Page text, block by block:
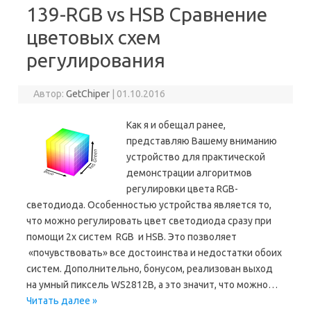
139-RGB vs HSB Сравнение
цветовых схем
регулирования
Автор:GetChiper 01.10.2016
Как я и обещал ранее,
представляю Вашему вниманию
устройство для практической
демонстрации алгоритмов
регулировки цвета RGB-
светодиода. Особенностью устройства является то,
что можно регулировать цвет светодиода сразу при
помощи 2х систем RGB и HSB. Это позволяет
«почувствовать» все достоинства и недостатки обоих
систем. Дополнительно, бонусом, реализован выход
на умный пиксель WS2812B, а это значит, что можно…
Читать далее »